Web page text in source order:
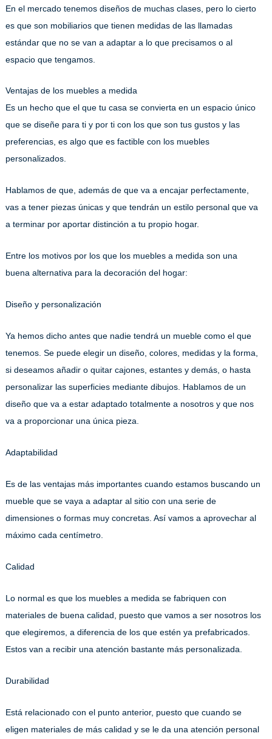
En el mercado tenemos diseños de muchas clases, pero lo cierto
es que son mobiliarios que tienen medidas de las llamadas
estándar que no se van a adaptar a lo que precisamos o al
espacio que tengamos.
Ventajas de los muebles a medida
Es un hecho que el que tu casa se convierta en un espacio único
que se diseñe para ti y por ti con los que son tus gustos y las
preferencias, es algo que es factible con los muebles
personalizados.
Hablamos de que, además de que va a encajar perfectamente,
vas a tener piezas únicas y que tendrán un estilo personal que va
a terminar por aportar distinción a tu propio hogar.
Entre los motivos por los que los muebles a medida son una
buena alternativa para la decoración del hogar:
Diseño y personalización
Ya hemos dicho antes que nadie tendrá un mueble como el que
tenemos. Se puede elegir un diseño, colores, medidas y la forma,
si deseamos añadir o quitar cajones, estantes y demás, o hasta
personalizar las superficies mediante dibujos. Hablamos de un
diseño que va a estar adaptado totalmente a nosotros y que nos
va a proporcionar una única pieza.
Adaptabilidad
Es de las ventajas más importantes cuando estamos buscando un
mueble que se vaya a adaptar al sitio con una serie de
dimensiones o formas muy concretas. Así vamos a aprovechar al
máximo cada centímetro.
Calidad
Lo normal es que los muebles a medida se fabriquen con
materiales de buena calidad, puesto que vamos a ser nosotros los
que elegiremos, a diferencia de los que estén ya prefabricados.
Estos van a recibir una atención bastante más personalizada.
Durabilidad
Está relacionado con el punto anterior, puesto que cuando se
eligen materiales de más calidad y se le da una atención personal